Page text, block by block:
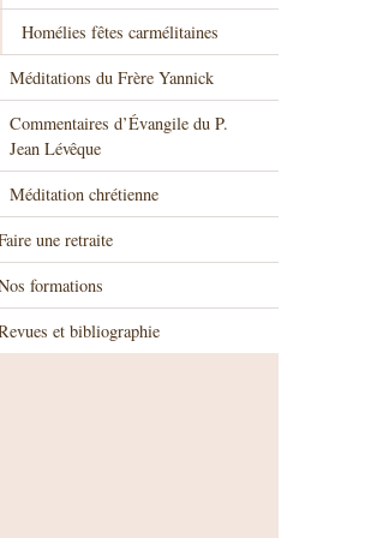
Homélies fêtes carmélitaines
Méditations du Frère Yannick
Commentaires d’Évangile du P.
Jean Lévêque
Méditation chrétienne
une retraite
formations
et bibliographie